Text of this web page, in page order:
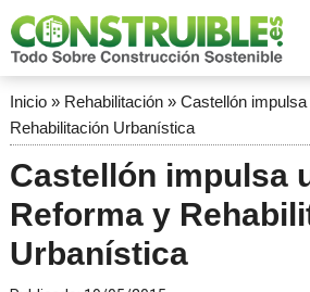
Inicio» Rehabilitación» Castellón
Rehabilitación Urbanística
Castellón impulsa
Reforma y
Urbanística